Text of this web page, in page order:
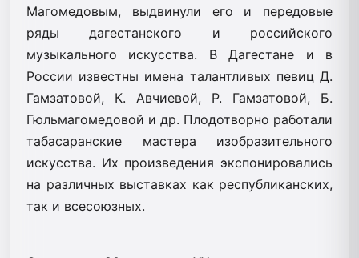
Магомедовым, выдвинули его и передовые
ряды дагестанского и российского
музыкального искусства. В Дагестане и в
России известны имена талантливых певиц Д.
Гамзатовой, К. Авчиевой, Р. Гамзатовой, Б.
Гюльмагомедовой и др. Плодотворно работали
табасаранские мастера изобразительного
искусства. Их произведения экспонировались
на различных выставках как республиканских,
так и всесоюзных.